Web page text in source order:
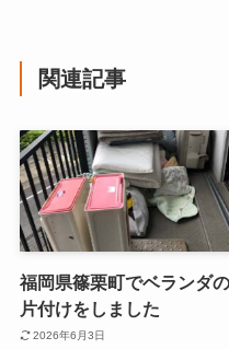
関連記事
福岡県篠栗町でベランダの
片付けをしました
2026年6月3日